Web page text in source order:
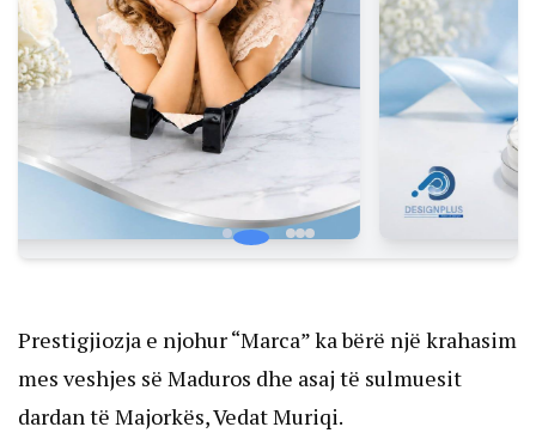
Prestigjiozja e njohur “Marca” ka bërë një krahasim
mes veshjes së Maduros dhe asaj të sulmuesit
dardan të Majorkës, Vedat Muriqi.